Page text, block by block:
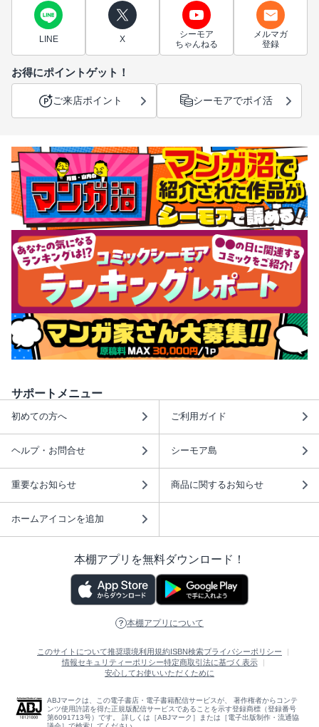
LINE X
シーモア
ちゃんねる
メルマガ
登録
お得にポイントゲット！
ご来店ポイント シーモアでポイ活
サポートメニュー
初めての方へ ご利用ガイド
ヘルプ・お問合せ シーモア島
重要なお知らせ 商品に関するお知らせ
ホームアイコンを追加
本棚アプリを無料ダウンロード！
本棚アプリについて
このサイトについて推奨環境利用規約ISBN検索プライバシーポリシー
情報セキュリティーポリシー特定商取引法に基づく表示
安心してお使いいただくために
ABJマークは、この電子書店・電子書籍配信サービスが、 著作権者からコンテ
ンツ使用許諾を得た正規版配信サービスであることを示す登録商標（登録番号
第6091713号）です。 詳しくは［ABJマーク］または［電子出版制作・流通協